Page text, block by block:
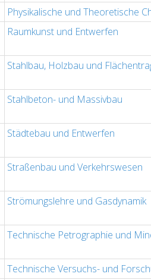
Physikalische und Theoretische
Raumkunst und Entwerfen
Stahlbau, Holzbau und
Stahlbeton- und Massivbau
Städtebau und Entwerfen
Straßenbau und Verkehrswesen
Strömungslehre und Gasdynamik
Technische Petrographie und
Technische Versuchs- und